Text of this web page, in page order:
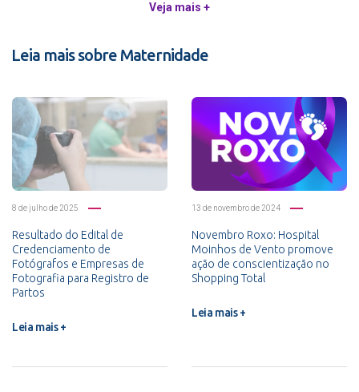
Veja mais +
Leia mais sobre Maternidade
8 de julho de 2025
Resultado do Edital de
Credenciamento de
Fotógrafos e Empresas de
Fotografia para Registro de
Partos
Leia mais +
13 de novembro de 2024
Novembro Roxo: Hospital
Moinhos de Vento promove
ação de conscientização no
Shopping Total
Leia mais +